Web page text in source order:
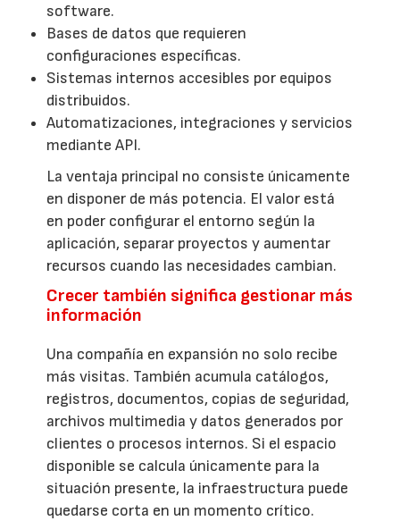
software.
Bases de datos que requieren
configuraciones específicas.
Sistemas internos accesibles por equipos
distribuidos.
Automatizaciones, integraciones y servicios
mediante API.
La ventaja principal no consiste únicamente
en disponer de más potencia. El valor está
en poder configurar el entorno según la
aplicación, separar proyectos y aumentar
recursos cuando las necesidades cambian.
Crecer también significa gestionar más
información
Una compañía en expansión no solo recibe
más visitas. También acumula catálogos,
registros, documentos, copias de seguridad,
archivos multimedia y datos generados por
clientes o procesos internos. Si el espacio
disponible se calcula únicamente para la
situación presente, la infraestructura puede
quedarse corta en un momento crítico.